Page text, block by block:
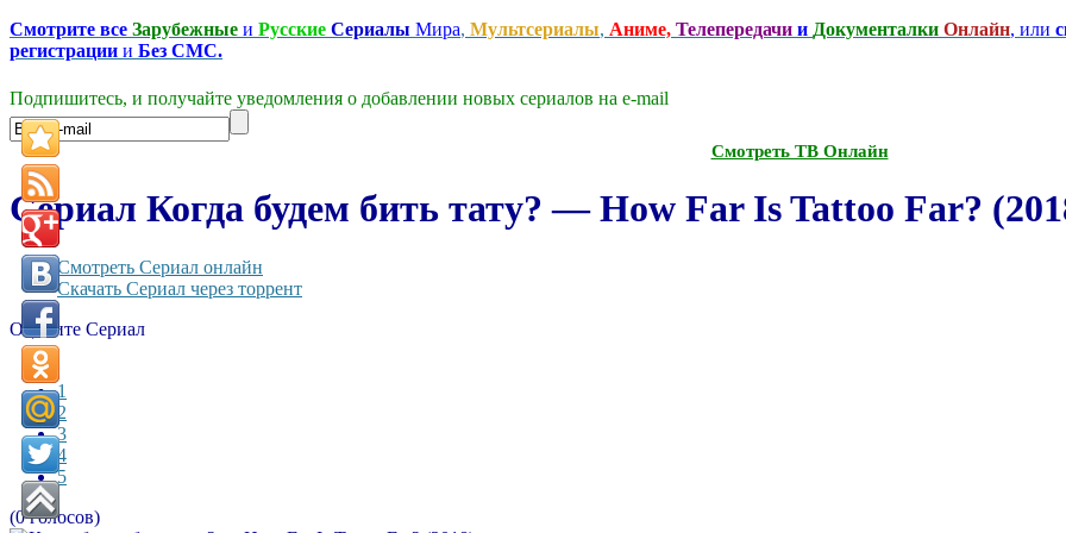
Смотрите все Зарубежные и Русские Сериалы Мира, Мультсериалы, Аниме, Телепередачи и Документалки Онлайн, или
регистрации и Без СМС.
Подпишитесь, и получайте уведомления о добавлении новых сериалов на e-mаil
Смотреть ТВ Онлайн
Сериал Когда будем бить тату? — How Far Is Tattoo Far?
Смотреть Сериал онлайн
Скачать Сериал через торрент
Оцените Сериал
1
2
3
4
5
(0 голосов)